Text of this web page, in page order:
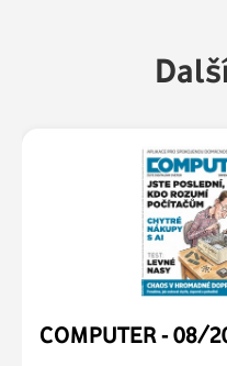
COMPUTER - 08/